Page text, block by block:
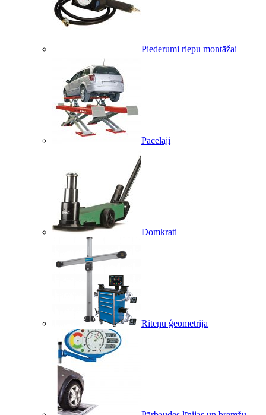
Piederumi riepu montāžai
Pacēlāji
Domkrati
Riteņu ģeometrija